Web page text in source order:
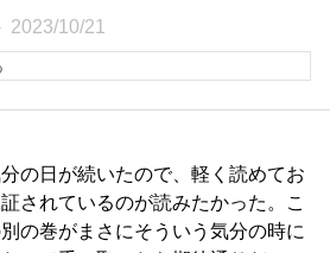
2023/10/21
の日が続いたので、軽く読めてお
されているのが読みたかった。こ
の巻がまさにそういう気分の時に